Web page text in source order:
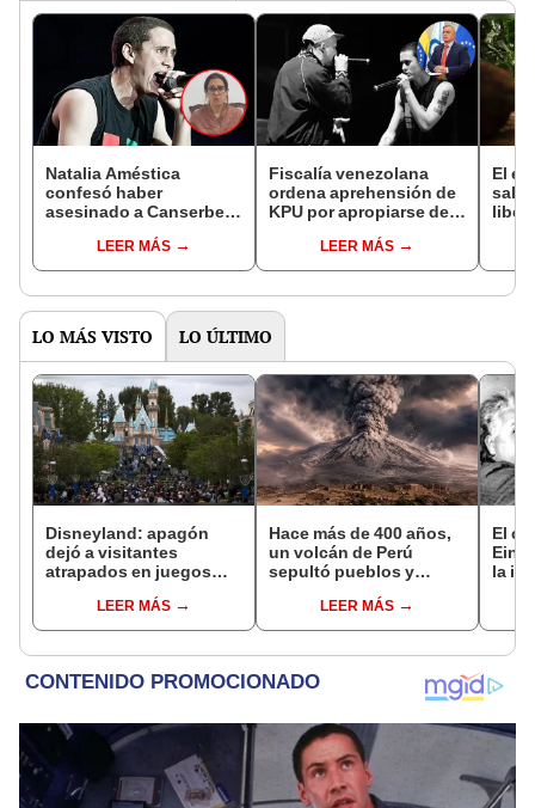
Natalia Améstica
confesó haber
asesinado a Canserbero
LEER MÁS
Fiscalía venezolana
ordena aprehensión de
KPU por apropiarse de
LEER MÁS
El
salió
la
LO MÁS VISTO LO ÚLTIMO
Disneyland: apagón
dejó a visitantes
atrapados en juegos
LEER MÁS
Hace más de 400 años,
un volcán de Perú
sepultó pueblos y
veranos más fríos de la
historia: sigue bajo
LEER MÁS
El
la